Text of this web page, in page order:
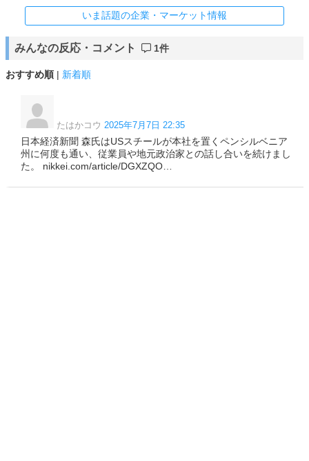
いま話題の企業・マーケット情報
みんなの反応・コメント 1件
おすすめ順 | 新着順
たはかコウ 2025年7月7日 22:35
日本経済新聞 森氏はUSスチールが本社を置くペンシルベニア
州に何度も通い、従業員や地元政治家との話し合いを続けまし
た。 nikkei.com/article/DGXZQO…